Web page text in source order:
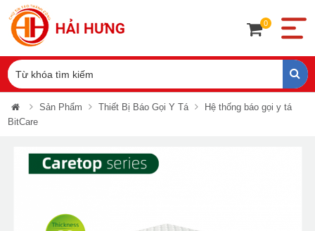
0
Sản Phẩm Thiết Bị Báo Gọi Y Tá
Hệ thống báo gọi y tá
BitCare